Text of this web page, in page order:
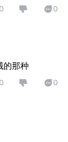
0 0
的那种
0 0